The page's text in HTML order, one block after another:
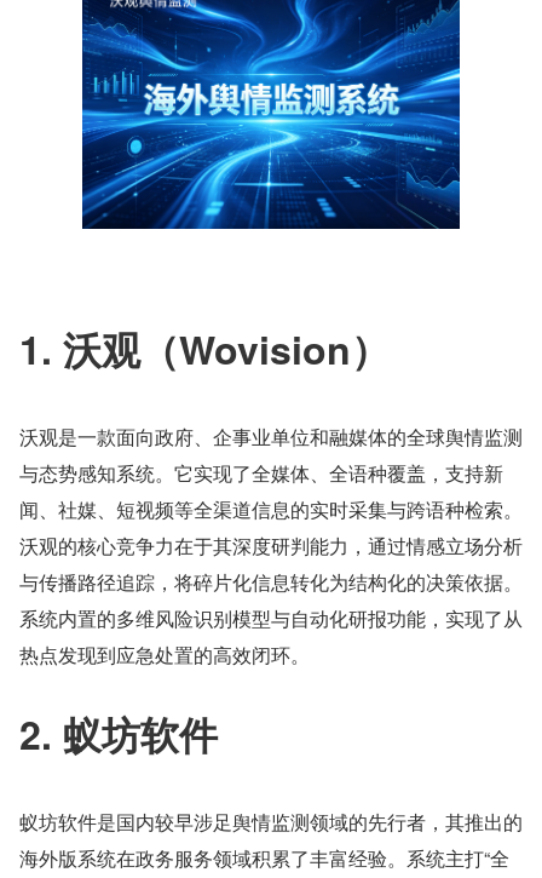
1. 沃观（Wovision）
沃观是一款面向政府、企事业单位和融媒体的全球舆情监测
与态势感知系统。它实现了全媒体、全语种覆盖，支持新
闻、社媒、短视频等全渠道信息的实时采集与跨语种检索。
沃观的核心竞争力在于其深度研判能力，通过情感立场分析
与传播路径追踪，将碎片化信息转化为结构化的决策依据。
系统内置的多维风险识别模型与自动化研报功能，实现了从
热点发现到应急处置的高效闭环。
2. 蚁坊软件
蚁坊软件是国内较早涉足舆情监测领域的先行者，其推出的
海外版系统在政务服务领域积累了丰富经验。系统主打“全